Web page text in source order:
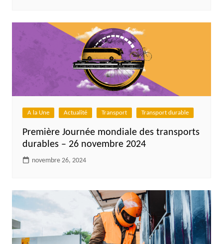
A la Une Actualité Transport Transport durable
Première Journée mondiale des transports
durables – 26 novembre 2024
novembre 26, 2024